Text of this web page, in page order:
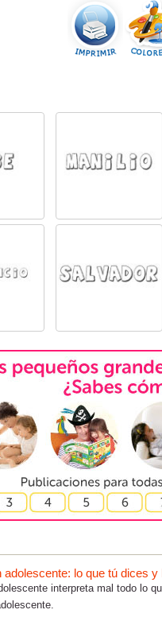
lo que tú dices y
interpreta mal todo lo